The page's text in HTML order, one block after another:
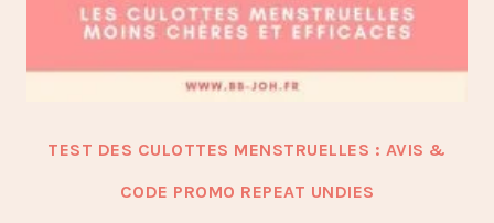
TEST DES CULOTTES MENSTRUELLES : AVIS &
CODE PROMO REPEAT UNDIES